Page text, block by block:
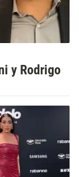
y Rodrigo